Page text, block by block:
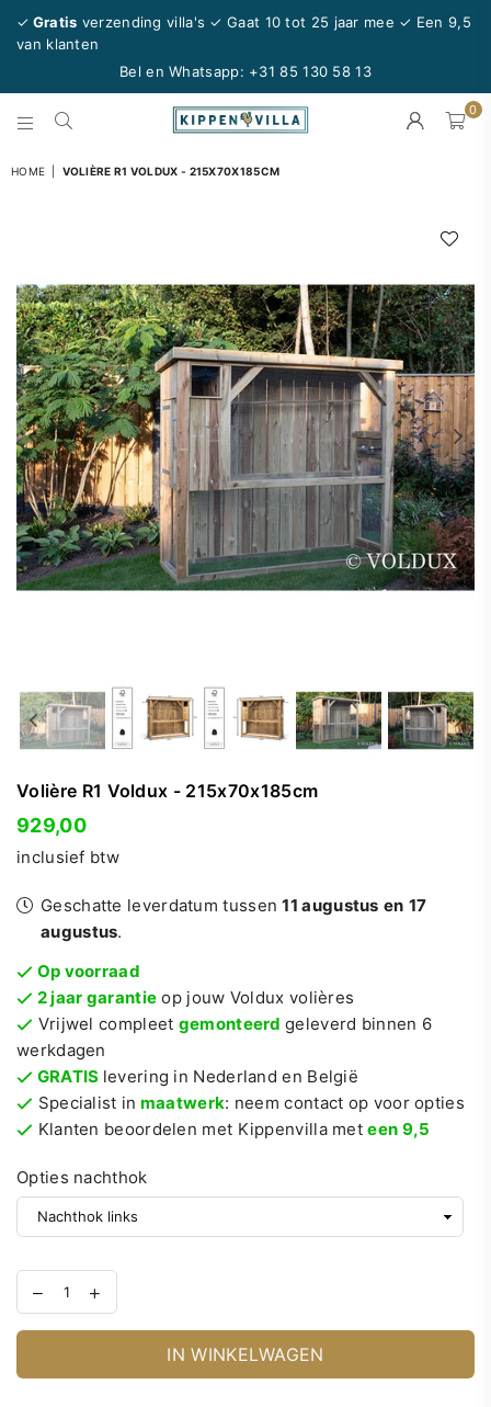
✓ Gratis verzending villa's ✓ Gaat 10 tot 25 jaar mee ✓ Een 9,5
van klanten
Bel en Whatsapp: +31 85 130 58 13
0
HOME VOLIÈRE R1 VOLDUX - 215X70X185CM
Volière R1 Voldux - 215x70x185cm
Normale
prijs
929,00
inclusief btw
Geschatte leverdatum tussen11 augustus en 17
augustus.
Op voorraad
2 jaar garantie op jouw Voldux volières
Vrijwel compleet gemonteerdgeleverd binnen 6
werkdagen
GRATIS levering in Nederland en België
Specialist in maatwerk: neem contact op voor opties
Klanten beoordelen met Kippenvilla meteen 9,5
Opties nachthok
IN WINKELWAGEN